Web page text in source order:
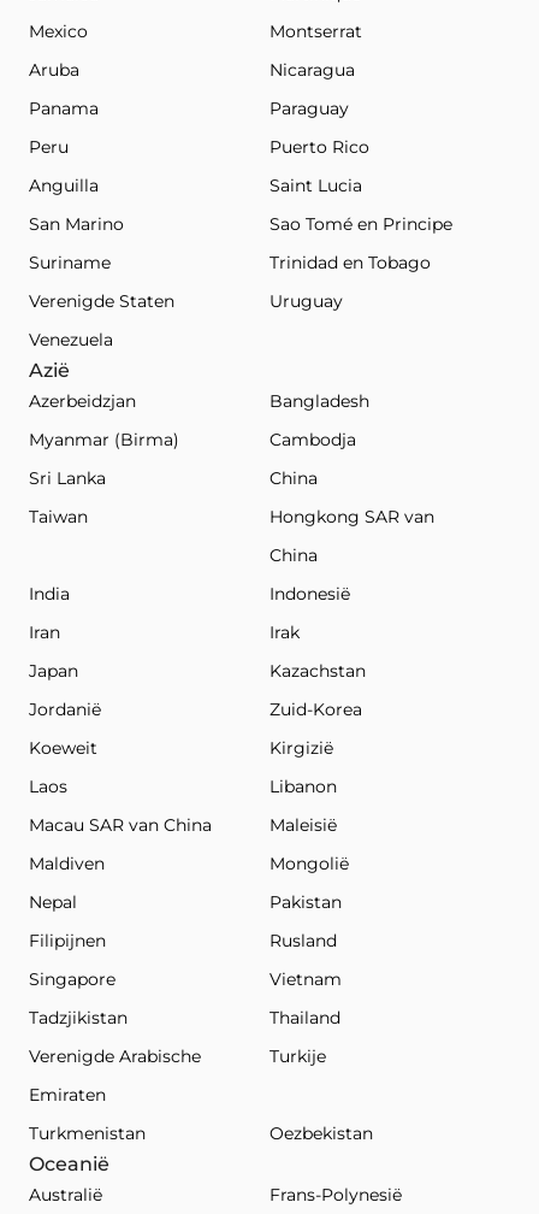
Mexico
Montserrat
Aruba
Nicaragua
Panama
Paraguay
Peru
Puerto Rico
Anguilla
Saint Lucia
San Marino
Sao Tomé en Principe
Suriname
Trinidad en Tobago
Verenigde Staten
Uruguay
Venezuela
Azië
Azerbeidzjan
Bangladesh
Myanmar (Birma)
Cambodja
Sri Lanka
China
Taiwan
Hongkong SAR van
China
India
Indonesië
Iran
Irak
Japan
Kazachstan
Jordanië
Zuid-Korea
Koeweit
Kirgizië
Laos
Libanon
Macau SAR van China
Maleisië
Maldiven
Mongolië
Nepal
Pakistan
Filipijnen
Rusland
Singapore
Vietnam
Tadzjikistan
Thailand
Verenigde Arabische
Emiraten
Turkije
Turkmenistan Oezbekistan
Oceanië
Australië
Frans-Polynesië